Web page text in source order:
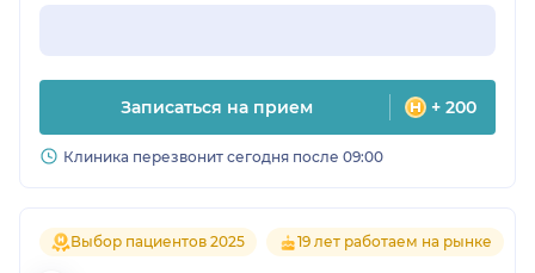
Записаться на прием + 200
Клиника перезвонит сегодня после 09:00
Выбор пациентов 2025 19 лет работаем на рынке